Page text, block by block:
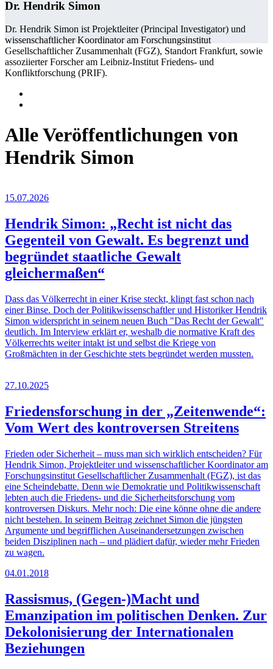
Dr. Hendrik Simon
Dr. Hendrik Simon ist Projektleiter (Principal Investigator) und
wissenschaftlicher Koordinator am Forschungsinstitut
Gesellschaftlicher Zusammenhalt (FGZ), Standort Frankfurt, sowie
assoziierter Forscher am Leibniz-Institut Friedens- und
Konfliktforschung (PRIF).
Alle Veröffentlichungen von
Hendrik Simon
15.07.2026
Hendrik Simon: „Recht ist nicht das
Gegenteil von Gewalt. Es begrenzt und
begründet staatliche Gewalt
gleichermaßen“
Dass das Völkerrecht in einer Krise steckt, klingt fast schon nach
einer Binse. Doch der Politikwissenschaftler und Historiker Hendrik
Simon widerspricht in seinem neuen Buch "Das Recht der Gewalt"
deutlich. Im Interview erklärt er, weshalb die normative Kraft des
Völkerrechts weiter intakt ist und selbst die Kriege von
Großmächten in der Geschichte stets begründet werden mussten.
27.10.2025
Friedensforschung in der „Zeitenwende“:
Vom Wert des kontroversen Streitens
Frieden oder Sicherheit – muss man sich wirklich entscheiden? Für
Hendrik Simon, Projektleiter und wissenschaftlicher Koordinator am
Forschungsinstitut Gesellschaftlicher Zusammenhalt (FGZ), ist das
eine Scheindebatte. Denn wie Demokratie und Politikwissenschaft
lebten auch die Friedens- und die Sicherheitsforschung vom
kontroversen Diskurs. Mehr noch: Die eine könne ohne die andere
nicht bestehen. In seinem Beitrag zeichnet Simon die jüngsten
Argumente und begrifflichen Auseinandersetzungen zwischen
beiden Disziplinen nach – und plädiert dafür, wieder mehr Frieden
zu wagen.
04.01.2018
Rassismus, (Gegen-)Macht und
Emanzipation im politischen Denken. Zur
Dekolonisierung der Internationalen
Beziehungen